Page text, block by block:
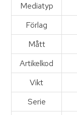
Mediatyp
Förlag
Mått
Artikelkod
Vikt
Serie